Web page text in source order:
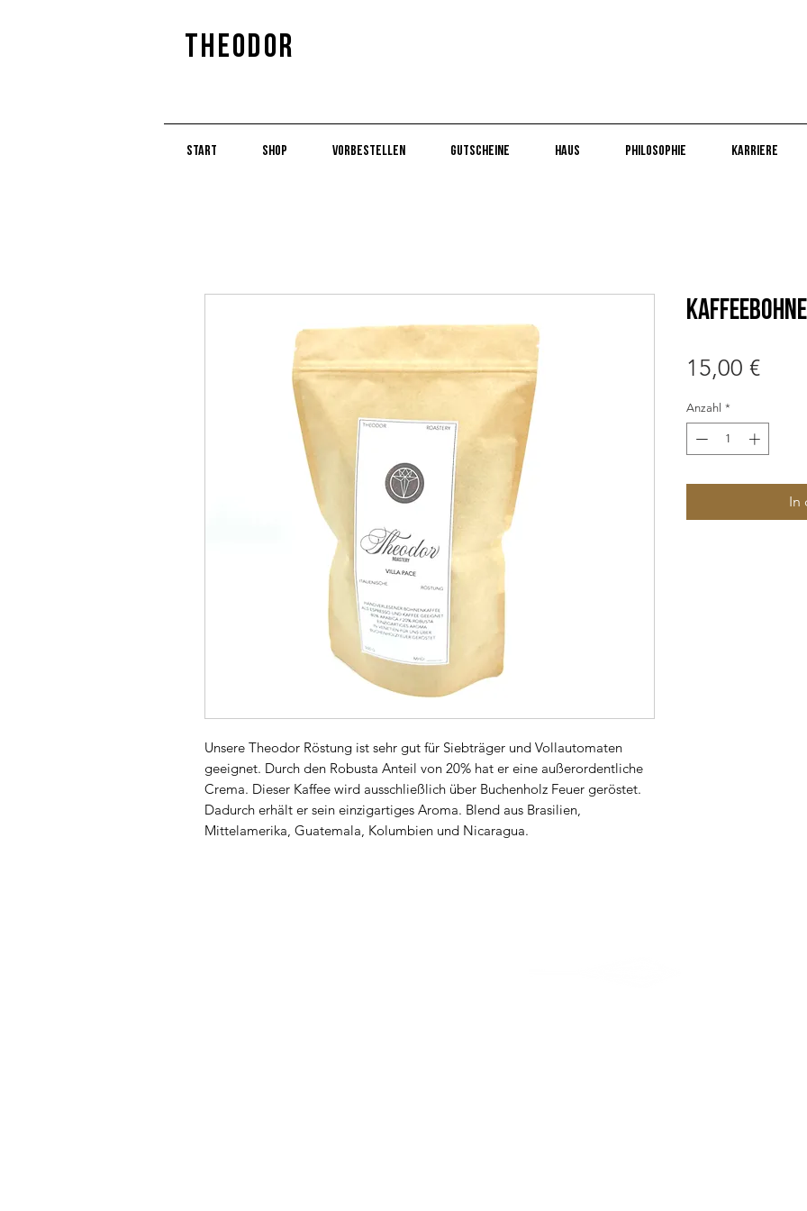
Theodor
Start Shop Vorbestellen Gutscheine Haus Philosophie Karriere
Unsere Theodor Röstung ist sehr gut für Siebträger und Vollautomaten
geeignet. Durch den Robusta Anteil von 20% hat er eine außerordentliche
Crema. Dieser Kaffee wird ausschließlich über Buchenholz Feuer geröstet.
Dadurch erhält er sein einzigartiges Aroma. Blend aus Brasilien,
Mittelamerika, Guatemala, Kolumbien und Nicaragua.
15,00 €Preis
Anzahl *
In